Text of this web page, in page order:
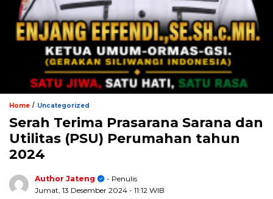
Home / Uncategorized
Serah Terima Prasarana Sarana dan
Utilitas (PSU) Perumahan tahun
2024
Author Jateng
- Penulis
Jumat, 13 Desember 2024 - 11:12 WIB